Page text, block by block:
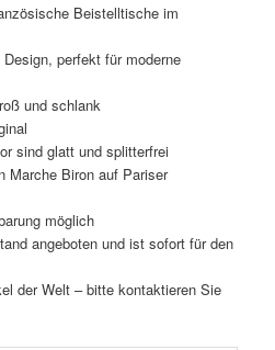
Beistelltische im
perfekt für moderne
und schlank
sind glatt und splitterfrei
Marche Biron auf Pariser
möglich
angeboten und ist sofort für den
der Welt – bitte kontaktieren Sie